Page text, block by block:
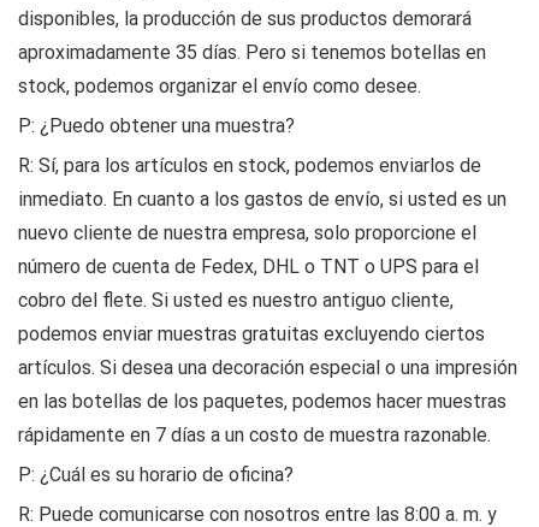
disponibles, la producción de sus productos demorará
aproximadamente 35 días. Pero si tenemos botellas en
stock, podemos organizar el envío como desee.
P: ¿Puedo obtener una muestra?
R: Sí, para los artículos en stock, podemos enviarlos de
inmediato. En cuanto a los gastos de envío, si usted es un
nuevo cliente de nuestra empresa, solo proporcione el
número de cuenta de Fedex, DHL o TNT o UPS para el
cobro del flete. Si usted es nuestro antiguo cliente,
podemos enviar muestras gratuitas excluyendo ciertos
artículos. Si desea una decoración especial o una impresión
en las botellas de los paquetes, podemos hacer muestras
rápidamente en 7 días a un costo de muestra razonable.
P: ¿Cuál es su horario de oficina?
R: Puede comunicarse con nosotros entre las 8:00 a. m. y